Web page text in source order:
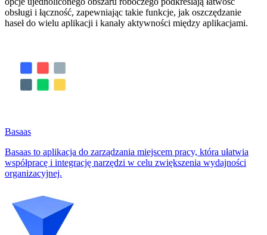
obsługi i łączność, zapewniając takie funkcje, jak oszczędzanie
haseł do wielu aplikacji i kanały aktywności między aplikacjami.
Basaas
Basaas to aplikacja do zarządzania miejscem pracy, która ułatwia
współpracę i integrację narzędzi w celu zwiększenia wydajności
organizacyjnej.